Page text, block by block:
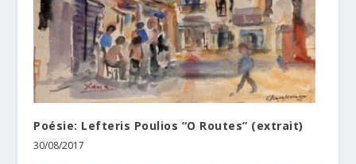
Poésie: Lefteris Poulios “O Routes” (extrait)
30/08/2017